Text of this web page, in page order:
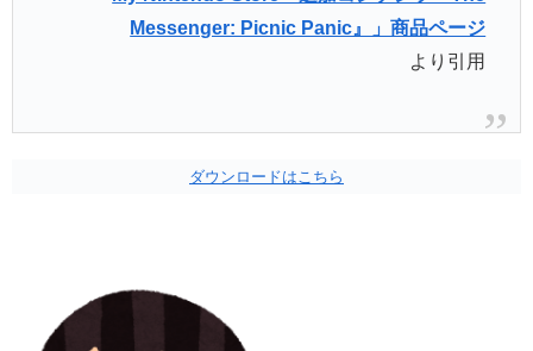
Messenger: Picnic Panic』」商品ページ
より引用
ダウンロードはこちら